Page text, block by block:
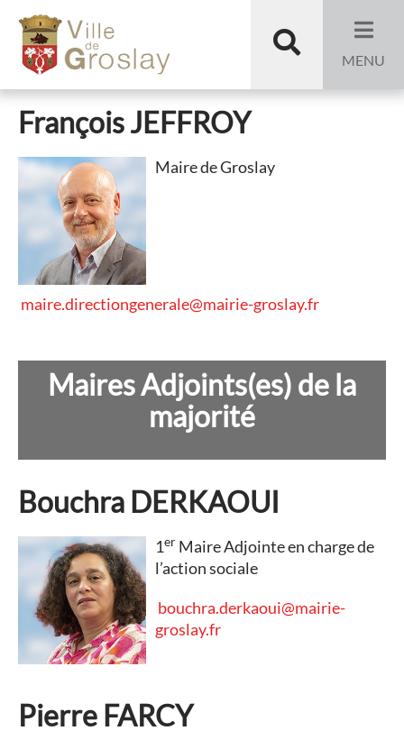
Aller à la recherche
L'équipe
municipale
Recherche
MENU
François JEFFROY
Maire de Groslay
maire.directiongenerale@mairie-groslay.fr
Maires Adjoints(es) de la
majorité
Bouchra DERKAOUI
1er Maire Adjointe en charge de
l’action sociale
bouchra.derkaoui@mairie-
groslay.fr
Pierre FARCY